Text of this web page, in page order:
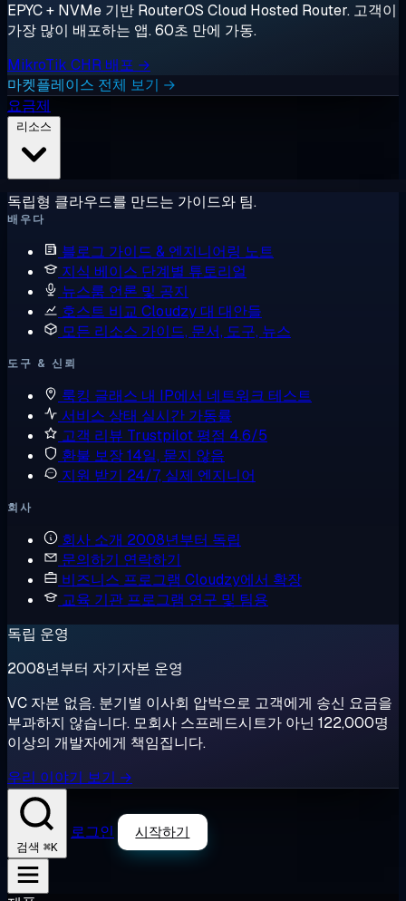
EPYC + NVMe 기반 RouterOS Cloud Hosted Router. 고객이
가장 많이 배포하는 앱. 60초 만에 가동.
MikroTik CHR 배포 →
마켓플레이스 전체 보기 →
요금제
독립형 클라우드를 만드는 가이드와 팀.
배우다
블로그 가이드 & 엔지니어링 노트
지식 베이스 단계별 튜토리얼
뉴스룸 언론 및 공지
호스트 비교 Cloudzy 대 대안들
모든 리소스 가이드, 문서, 도구, 뉴스
도구 & 신뢰
룩킹 글래스 내 IP에서 네트워크 테스트
서비스 상태 실시간 가동률
고객 리뷰 Trustpilot 평점 4.6/5
환불 보장14일, 묻지 않음
지원 받기 24/7, 실제 엔지니어
회사
회사 소개 2008년부터 독립
문의하기 연락하기
비즈니스 프로그램 Cloudzy에서 확장
교육 기관 프로그램 연구 및 팀용
독립 운영
2008년부터 자기자본 운영
VC 자본 없음. 분기별 이사회 압박으로 고객에게 송신 요금을
부과하지 않습니다. 모회사 스프레드시트가 아닌 122,000명
이상의 개발자에게 책임집니다.
우리 이야기 보기 →
검색 ⌘K
로그인 시작하기